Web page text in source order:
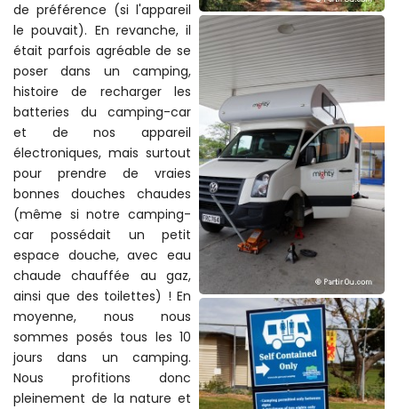
de préférence (si l'appareil
le pouvait). En revanche, il
était parfois agréable de se
poser dans un camping,
histoire de recharger les
batteries du camping-car
et de nos appareil
électroniques, mais surtout
pour prendre de vraies
bonnes douches chaudes
(même si notre camping-
car possédait un petit
espace douche, avec eau
chaude chauffée au gaz,
ainsi que des toilettes) ! En
moyenne, nous nous
sommes posés tous les 10
jours dans un camping.
Nous profitions donc
pleinement de la nature et